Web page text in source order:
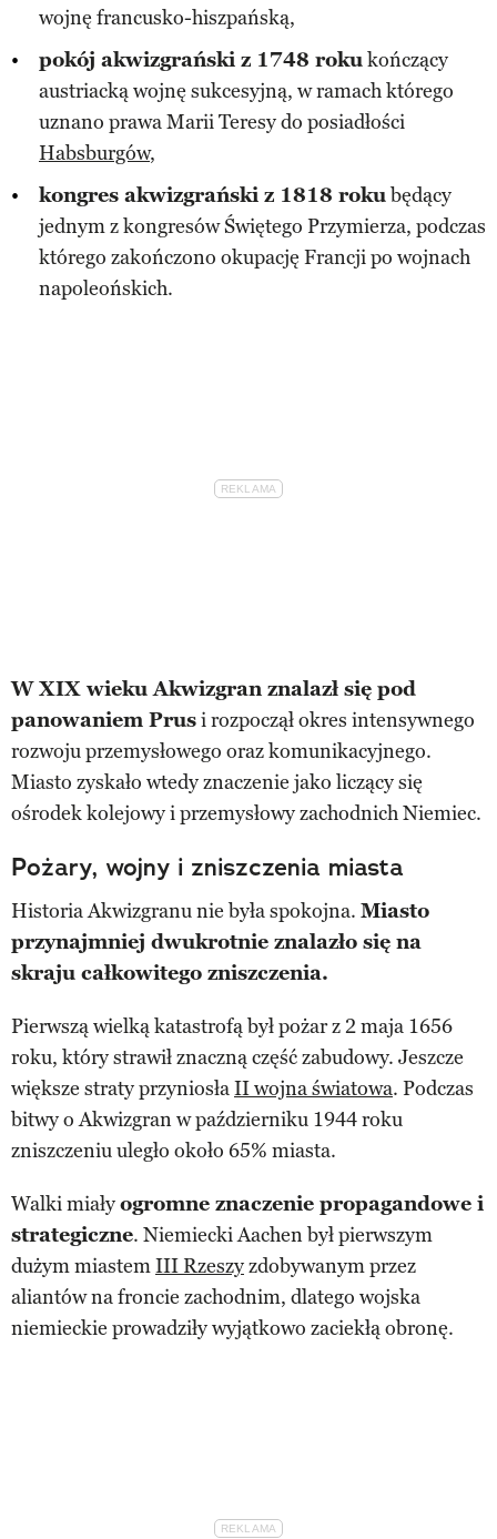
wojnę francusko-hiszpańską,
pokój akwizgrański z 1748 rokukończący
austriacką wojnę sukcesyjną, w ramach którego
uznano prawa Marii Teresy do posiadłości
Habsburgów,
kongres akwizgrański z 1818 rokubędący
jednym z kongresów Świętego Przymierza, podczas
którego zakończono okupację Francji po wojnach
napoleońskich.
W XIX wieku Akwizgran znalazł się pod
panowaniem Prusi rozpoczął okres intensywnego
rozwoju przemysłowego oraz komunikacyjnego.
Miasto zyskało wtedy znaczenie jako liczący się
ośrodek kolejowy i przemysłowy zachodnich Niemiec.
Pożary, wojny i zniszczenia miasta
Historia Akwizgranu nie była spokojna. Miasto
przynajmniej dwukrotnie znalazło się na
skraju całkowitego zniszczenia.
Pierwszą wielką katastrofą był pożar z 2 maja 1656
roku, który strawił znaczną część zabudowy. Jeszcze
większe straty przyniosłaII wojna światowa. Podczas
bitwy o Akwizgran w październiku 1944 roku
zniszczeniu uległo około 65% miasta.
Walki miałyogromne znaczenie propagandowe i
strategiczne. Niemiecki Aachen był pierwszym
dużym miastemIII Rzeszyzdobywanym przez
aliantów na froncie zachodnim, dlatego wojska
niemieckie prowadziły wyjątkowo zaciekłą obronę.